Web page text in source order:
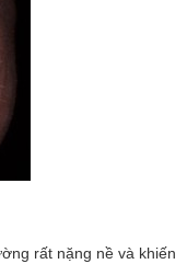
rất nặng nề và khiến